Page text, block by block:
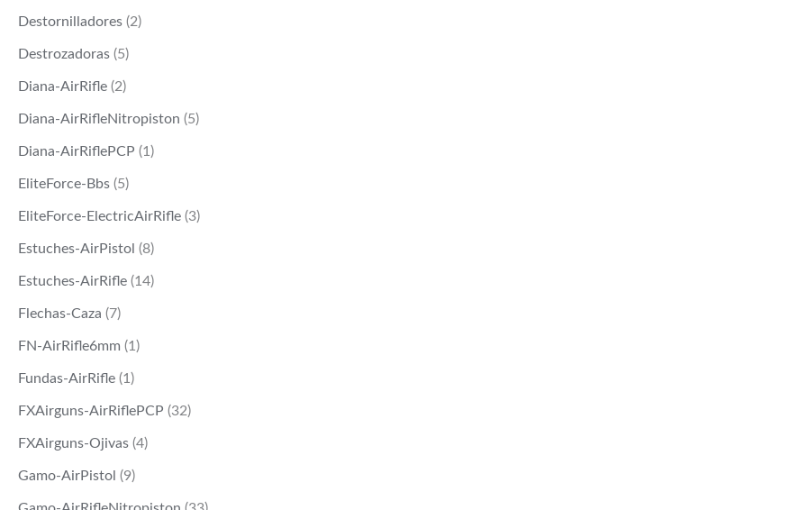
Destornilladores (2)
Destrozadoras (5)
Diana-AirRifle (2)
Diana-AirRifleNitropiston (5)
Diana-AirRiflePCP (1)
EliteForce-Bbs (5)
EliteForce-ElectricAirRifle (3)
Estuches-AirPistol (8)
Estuches-AirRifle (14)
Flechas-Caza (7)
FN-AirRifle6mm (1)
Fundas-AirRifle (1)
FXAirguns-AirRiflePCP (32)
FXAirguns-Ojivas (4)
Gamo-AirPistol (9)